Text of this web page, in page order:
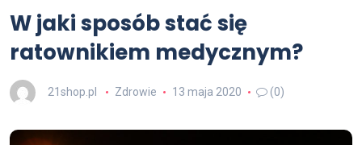
W jaki sposób stać się
ratownikiem medycznym?
21shop.pl Zdrowie 13 maja 2020 (0)